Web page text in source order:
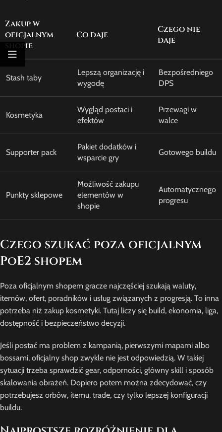
Zakup w
oficjalnym
shopie
Co daje
Czego nie
daje
Stash taby
Lepszą organizację i
wygodę
Bezpośredniego
DPS
Kosmetyka
Wygląd postaci i
efektów
Przewagi w
walce
Supporter pack
Pakiet dodatków i
wsparcie gry
Gotowego buildu
Punkty sklepowe
Możliwość zakupu
elementów w
shopie
Automatycznego
progresu
Czego szukać poza oficjalnym
PoE2 shopem
Poza oficjalnym shopem gracze najczęściej szukają waluty,
itemów, ofert, poradników i usług związanych z progresją. To inna
potrzeba niż zakup kosmetyki. Tutaj liczy się build, ekonomia, liga,
dostępność i bezpieczeństwo decyzji.
Jeśli postać ma problem z kampanią, pierwszymi mapami albo
bossami, oficjalny shop zwykle nie jest odpowiedzią. W takiej
sytuacji trzeba sprawdzić gear, odporności, główny skill i sposób
skalowania obrażeń. Dopiero potem można zdecydować, czy
potrzebujesz orbów, itemu, trade, czy tylko lepszej konfiguracji
buildu.